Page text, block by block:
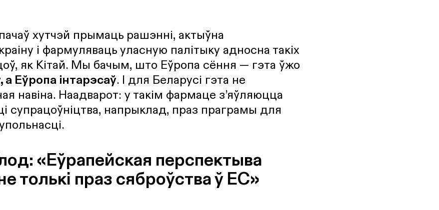
хутчэй прымаць рашэнні, актыўна
і фармуляваць уласную палітыку адносна такіх
як Кітай. Мы бачым, што Еўропа сёння — гэта ўжо
Еўропа інтарэсаў. І для Беларусі гэта не
навіна. Наадварот: у такім фармаце з’яўляюцца
супрацоўніцтва, напрыклад, праз праграмы для
«Еўрапейская перспектыва
толькі праз сяброўства ў ЕС»